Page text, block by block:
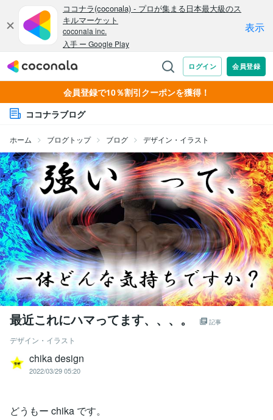
会員登録で10％割引クーポンを獲得！
ココナラブログ
ホーム ブログトップ ブログ デザイン・イラスト
最近これにハマってます、、、。 記事
デザイン・イラスト
chika design
2022/03/29 05:20
どうもー chika です。